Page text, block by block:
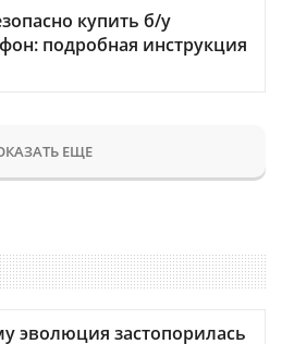
купить б/у
подробная инструкция
ЕЩЕ
эволюция застопорилась